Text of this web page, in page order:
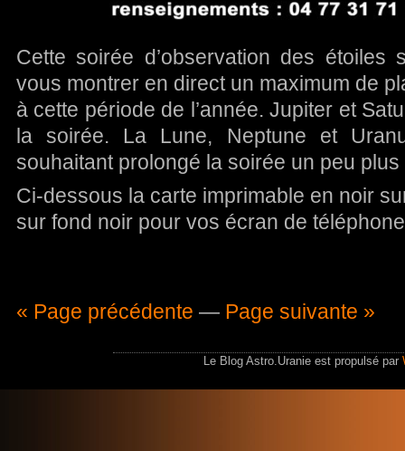
Cette soirée d’observation des étoiles
vous montrer en direct un maximum de
à cette période de l’année. Jupiter et
la soirée. La Lune, Neptune et
souhaitant prolongé la soirée un peu
Ci-dessous la carte imprimable en noir
sur fond noir pour vos écran de
« Page précédente — Page suivante »
Le Blog Astro.Uranie est propulsé par